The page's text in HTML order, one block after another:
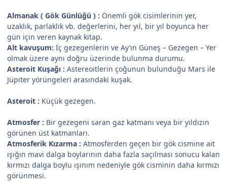
Almanak ( Gök Günlüğü ) : Önemli gök cisimlerinin yer,
uzaklık, parlaklık vb. değerlerini, her yıl, bir yıl boyunca her
gün için veren kaynak kitap.
Alt kavuşum: İç gezegenlerin ve Ay’ın Güneş – Gezegen – Yer
olmak üzere aynı doğru üzerinde bulunma durumu.
Asteroit Kuşağı : Astereoitlerin çoğunun bulunduğu Mars ile
Jüpiter yörüngeleri arasındaki kuşak.
Asteroit : Küçük gezegen.
Atmosfer : Bir gezegeni saran gaz katmanı veya bir yıldızın
görünen üst katmanları.
Atmosferik Kızarma : Atmosferden geçen bir gök cismine ait
ışığın mavi dalga boylarının daha fazla saçılması sonucu kalan
kırmızı dalga boylu ışınım nedeniyle gök cisminin daha kırmızı
görünmesi.